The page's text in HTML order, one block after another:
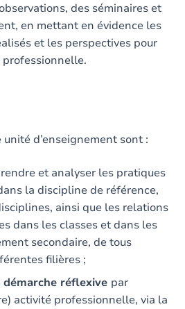
des séminaires et
en mettant en évidence les
et les perspectives pour
d’enseignement sont :
et analyser les pratiques
la discipline de référence,
ainsi que les relations
dans les classes et dans les
secondaire, de tous
filières ;
démarche réflexive par
activité professionnelle, via la